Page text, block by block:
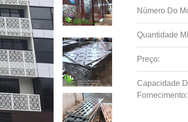
Número Do
Quantidade
Preço:
Capacidade
Fornecimento: